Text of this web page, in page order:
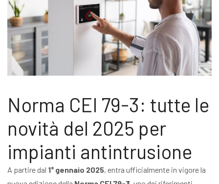
Norma CEI 79-3: tutte le
novità del 2025 per
impianti antintrusione
A partire dal 1° gennaio 2025, entra ufficialmente in vigore la